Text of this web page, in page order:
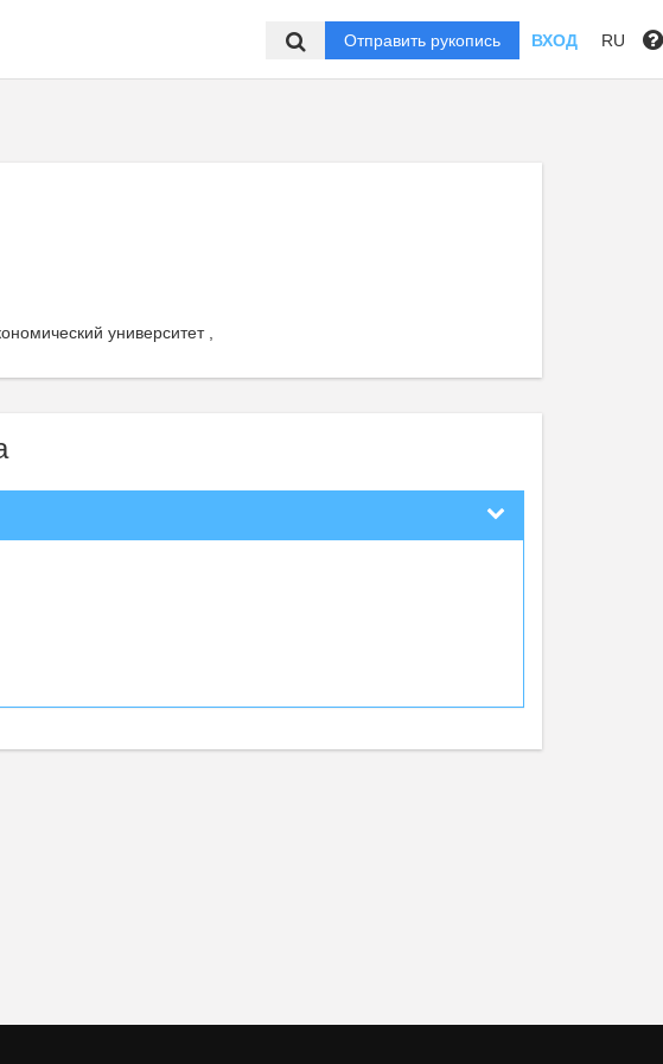
Отправить рукопись ВХОД RU
университет ,